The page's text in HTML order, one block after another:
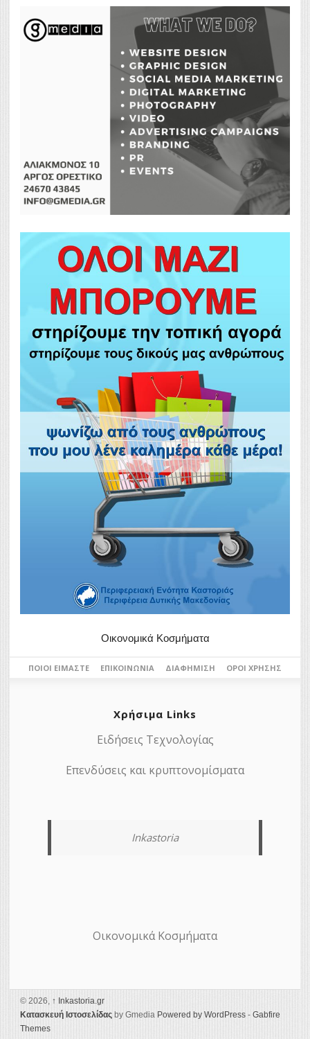
Οικονομικά Κοσμήματα
ΠΟΙΟΙ ΕΊΜΑΣΤΕ ΕΠΙΚΟΙΝΩΝΊΑ ΔΙΑΦΉΜΙΣΗ ΌΡΟΙ ΧΡΉΣΗΣ
Χρήσιμα Links
Ειδήσεις Τεχνολογίας
Επενδύσεις και κρυπτονομίσματα
Inkastoria
Οικονομικά Κοσμήματα
© 2026, ↑ Ιnkastoria.gr
Κατασκευή Ιστοσελίδας by Gmedia Powered by WordPress - Gabfire
Themes